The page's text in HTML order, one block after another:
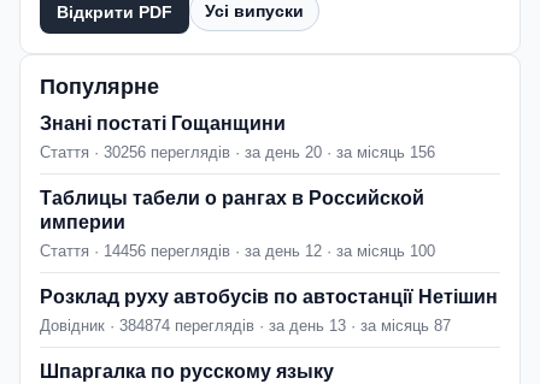
Відкрити PDF Усі випуски
Популярне
Знані постаті Гощанщини
Стаття · 30256 переглядів · за день 20 · за місяць 156
Таблицы табели о рангах в Российской
империи
Стаття · 14456 переглядів · за день 12 · за місяць 100
Розклад руху автобусів по автостанції Нетішин
Довідник · 384874 переглядів · за день 13 · за місяць 87
Шпаргалка по русскому языку